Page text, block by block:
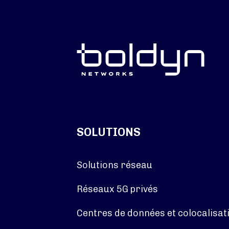
SOLUTIONS
Solutions réseau
Réseaux 5G privés
Centres de données et